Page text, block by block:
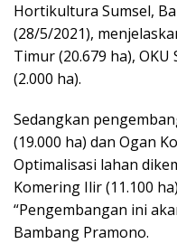
Hortikultura Sumsel,
(28/5/2021),
Timur (20.679 ha),
(2.000 ha).
Sedangkan
(19.000 ha) dan Ogan
Optimalisasi lahan
Komering Ilir (11.100
“Pengembangan ini
Bambang Pramono.